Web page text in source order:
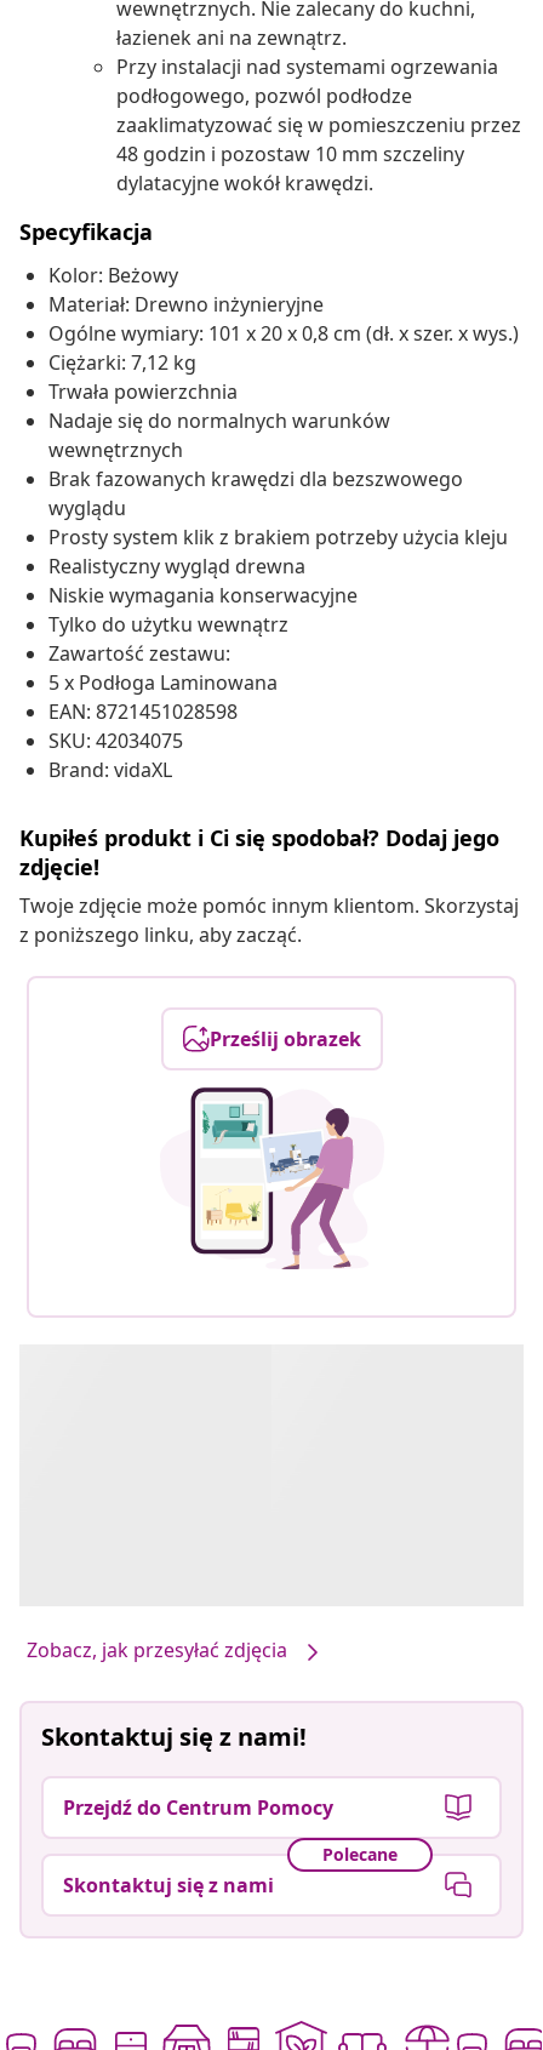
wewnętrznych. Nie zalecany do kuchni,
łazienek ani na zewnątrz.
Przy instalacji nad systemami ogrzewania
podłogowego, pozwól podłodze
zaaklimatyzować się w pomieszczeniu przez
48 godzin i pozostaw 10 mm szczeliny
dylatacyjne wokół krawędzi.
Specyfikacja
Kolor: Beżowy
Materiał: Drewno inżynieryjne
Ogólne wymiary: 101 x 20 x 0,8 cm (dł. x szer. x wys.)
Ciężarki: 7,12 kg
Trwała powierzchnia
Nadaje się do normalnych warunków
wewnętrznych
Brak fazowanych krawędzi dla bezszwowego
wyglądu
Prosty system klik z brakiem potrzeby użycia kleju
Realistyczny wygląd drewna
Niskie wymagania konserwacyjne
Tylko do użytku wewnątrz
Zawartość zestawu:
5 x Podłoga Laminowana
EAN: 8721451028598
SKU: 42034075
Brand: vidaXL
Kupiłeś produkt i Ci się spodobał? Dodaj jego
zdjęcie!
Twoje zdjęcie może pomóc innym klientom. Skorzystaj
z poniższego linku, aby zacząć.
Prześlij obrazek
Zobacz, jak przesyłać zdjęcia
Skontaktuj się z nami!
Przejdź do Centrum Pomocy
Polecane
Skontaktuj się z nami